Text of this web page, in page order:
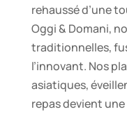
rehaussé d’une
Oggi & Domani,
traditionnelles,
l’innovant. Nos
asiatiques,
repas devient